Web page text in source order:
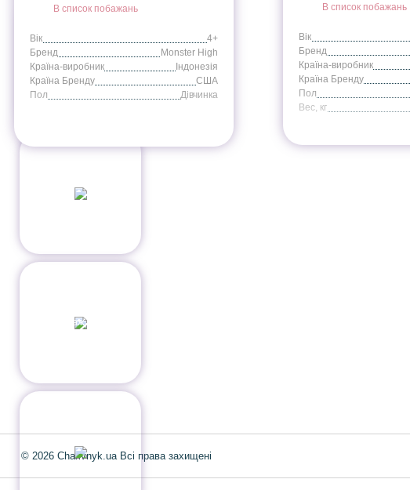
В список побажань
Вік
4+
Бренд
Monster High
Країна-виробник
Індонезія
Країна Бренду
США
Пол
Дівчинка
В список побажань
Вік
Бренд
Країна-виробник
Країна Бренду
Пол
Вес, кг
Інформація
Розпродаж
© 2026 Charivnyk.ua Всі права захищені